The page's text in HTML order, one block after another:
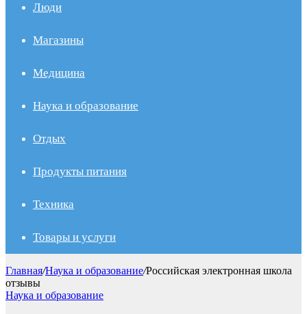
Люди
Магазины
Медицина
Наука и образование
Отдых
Продукты питания
Техника
Товары и услуги
Главная/Наука и образование/Российская электронная школа
отзывы
Наука и образование